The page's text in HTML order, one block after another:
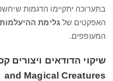
בתערוכה יתקיימו הדגמות
האפקטים של גלימת ההיעלמות
המעופפים.
שיקוי הדודאים ויצורים
and Magical Creatures